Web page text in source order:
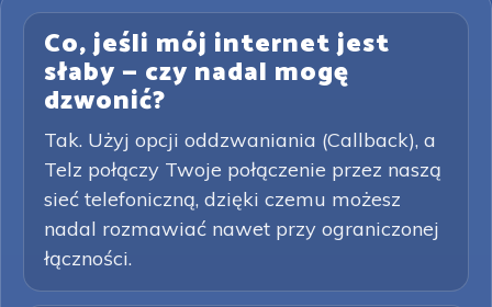
Co, jeśli mój internet jest
słaby — czy nadal mogę
dzwonić?
Tak. Użyj opcji oddzwaniania (Callback), a
Telz połączy Twoje połączenie przez naszą
sieć telefoniczną, dzięki czemu możesz
nadal rozmawiać nawet przy ograniczonej
łączności.